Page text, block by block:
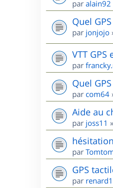
par alain92
Quel
par jonjojo
VTT GPS
par
Quel
par com64
Aide au
par joss11 »
par
GPS
par